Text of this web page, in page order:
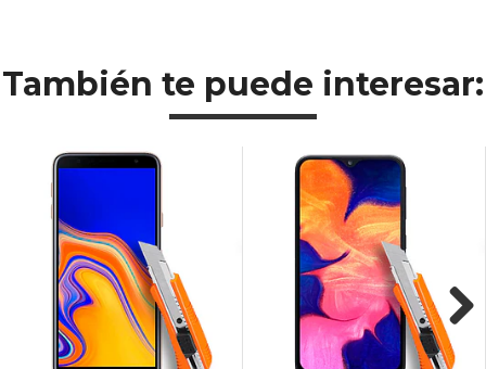
También te puede interesar:
Next